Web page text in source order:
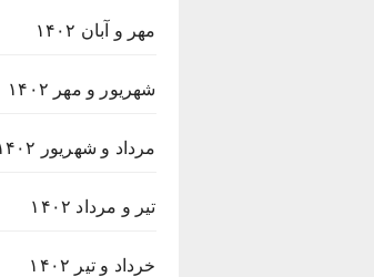
مهر و آبان ۱۴۰۲
شهریور و مهر ۱۴۰۲
مرداد و شهریور ۱۴۰۲
تیر و مرداد ۱۴۰۲
خرداد و تیر ۱۴۰۲